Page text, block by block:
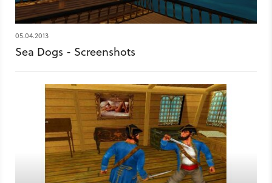
05.04.2013
Sea Dogs - Screenshots